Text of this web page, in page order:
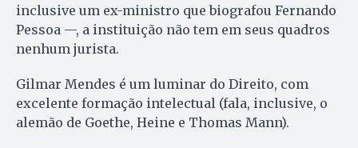
inclusive um ex-ministro que biografou Fernando
Pessoa —, a instituição não tem em seus quadros
nenhum jurista.
Gilmar Mendes é um luminar do Direito, com
excelente formação intelectual (fala, inclusive, o
alemão de Goethe, Heine e Thomas Mann).